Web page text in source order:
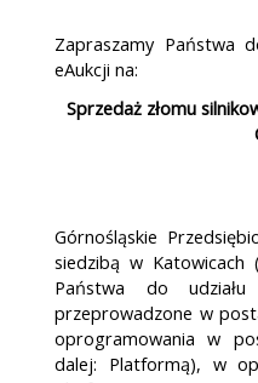
Zapraszamy Państwa
eAukcji na:
Sprzedaż złomu
Górnośląskie
siedzibą w Katowicach
Państwa do
przeprowadzone w
oprogramowania w
dalej: Platformą), w